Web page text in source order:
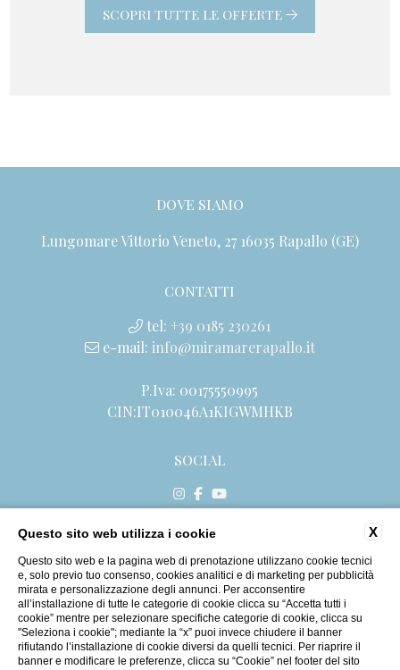
SCOPRI TUTTE LE OFFERTE
DOVE SIAMO
Lungomare Vittorio Veneto, 27 16035 Rapallo (GE)
CONTATTI
tel:+39 0185 230261
e-mail: info@miramarerapallo.it
P.Iva: 00175550995
CIN:IT010046A1KIGWMHKB
SOCIAL
CONTATTI
DATI SOCIETARI
PRIVACY
COOKIE
ACCESSIBILITÀ
X
Questo sito web utilizza i cookie
Questo sito web e la pagina web di prenotazione utilizzano cookie tecnici
e, solo previo tuo consenso, cookies analitici e di marketing per pubblicità
mirata e personalizzazione degli annunci. Per acconsentire
all’installazione di tutte le categorie di cookie clicca su “Accetta tutti i
cookie” mentre per selezionare specifiche categorie di cookie, clicca su
"Seleziona i cookie"; mediante la “x” puoi invece chiudere il banner
rifiutando l’installazione di cookie diversi da quelli tecnici. Per riaprire il
banner e modificare le preferenze, clicca su “Cookie” nel footer del sito